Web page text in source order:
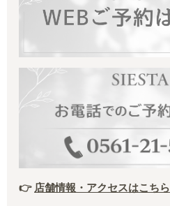
👉 店舗情報・アクセスはこちら